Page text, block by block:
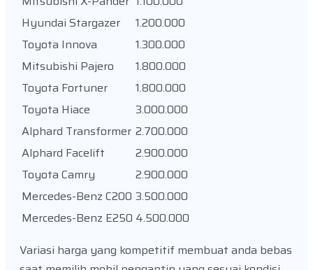
Hyundai Stargazer
1.200.000
Toyota Innova
1.300.000
Mitsubishi Pajero
1.800.000
Toyota Fortuner
1.800.000
Toyota Hiace
3.000.000
Alphard Transformer 2.700.000
Alphard Facelift
2.900.000
Toyota Camry
2.900.000
Mercedes-Benz C200 3.500.000
Mercedes-Benz E250 4.500.000
Variasi harga yang kompetitif membuat anda bebas